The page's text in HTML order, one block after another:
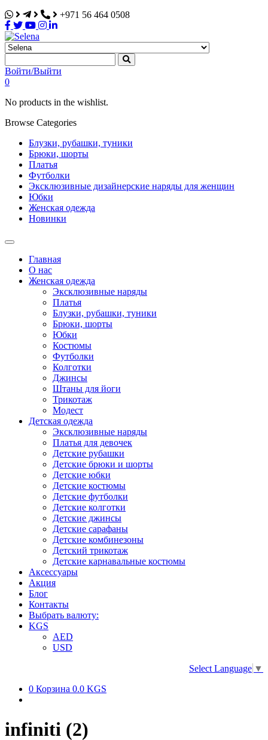
+971 56 464 0508
Selena
Интернет-магазин
Войти/Выйти
0
No products in the wishlist.
Browse Categories
Блузки, рубашки, туники
Брюки, шорты
Платья
Футболки
Эксклюзивные дизайнерские наряды для женщин
Юбки
Женская одежда
Новинки
Главная
О нас
Женская одежда
Эксклюзивные наряды
Платья
Блузки, рубашки, туники
Брюки, шорты
Юбки
Костюмы
Футболки
Колготки
Джинсы
Штаны для йоги
Трикотаж
Модест
Детская одежда
Эксклюзивные наряды
Платья для девочек
Детские рубашки
Детские брюки и шорты
Детские юбки
Детские костюмы
Детские футболки
Детские колготки
Детские джинсы
Детские сарафаны
Детские комбинезоны
Детский трикотаж
Детские карнавальные костюмы
Аксессуары
Акция
Блог
Контакты
Выбрать валюту:
KGS
AED
USD
Select Language ▼
0 Корзина 0.0 KGS
infiniti (2)